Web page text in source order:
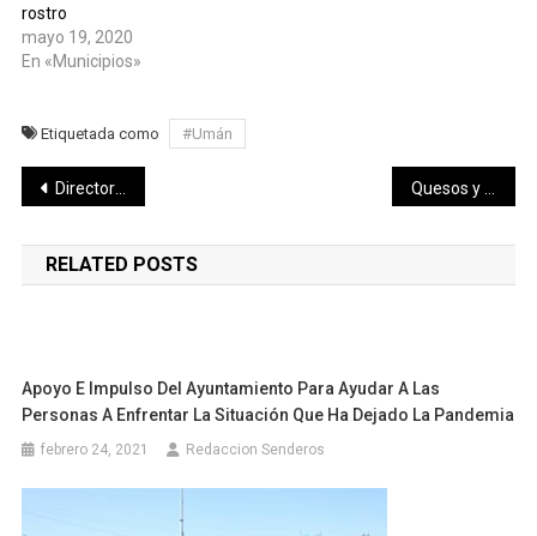
rostro
mayo 19, 2020
En «Municipios»
Etiquetada como #Umán
Navegación
de
entradas
Director general del IMSS donó plasma en el Banco de Sangre del Centro Médico Nacional Siglo XXI
RELATED POSTS
Apoyo E Impulso Del Ayuntamiento Para Ayudar A Las
Personas A Enfrentar La Situación Que Ha Dejado La Pandemia
febrero 24, 2021 Redaccion Senderos